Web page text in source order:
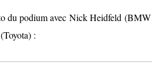
du podium avec Nick Heidfeld
: